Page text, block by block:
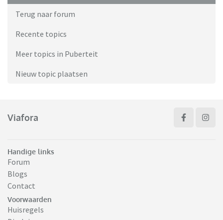
Terug naar forum
Recente topics
Meer topics in Puberteit
Nieuw topic plaatsen
Viafora
Handige links
Forum
Blogs
Contact
Voorwaarden
Huisregels